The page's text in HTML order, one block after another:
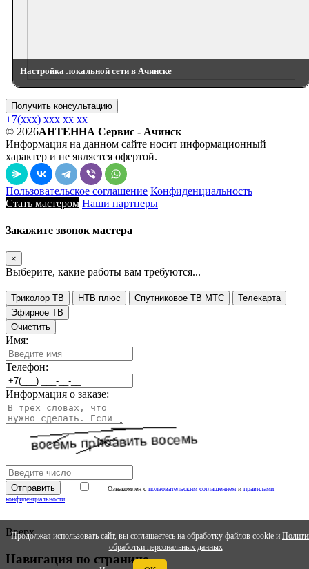
Продолжая использовать сайт, вы соглашаетесь на обработку файлов cookie и
обработки персональных данных
Настройка локальной сети в Ачинске
Получить консультацию
+7(xxx) xxx xx xx
© 2026АНТЕННА Сервис - Ачинск
Информация на данном сайте носит информационный
характер и не является офертой.
Пользовательское соглашение Конфиденциальность
Стать мастером Наши партнеры
Закажите звонок мастера
×
Выберите, какие работы вам требуются...
Триколор ТВ НТВ плюс Спутниковое ТВ МТС
Телекарта
Эфирное ТВ
Очистить
Имя:
Телефон:
Информация о заказе:
Ознакомлен с ползовательским соглашением и правилами
конфиденциальности
Вверх
Навигация по странице